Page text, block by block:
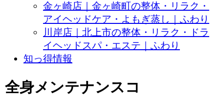
金ヶ崎店｜金ヶ崎町の整体・リラク・
アイヘッドケア・よもぎ蒸し｜ふわり
川岸店｜北上市の整体・リラク・ドラ
イヘッドスパ・エステ｜ふわり
知っ得情報
全身メンテナンスコ